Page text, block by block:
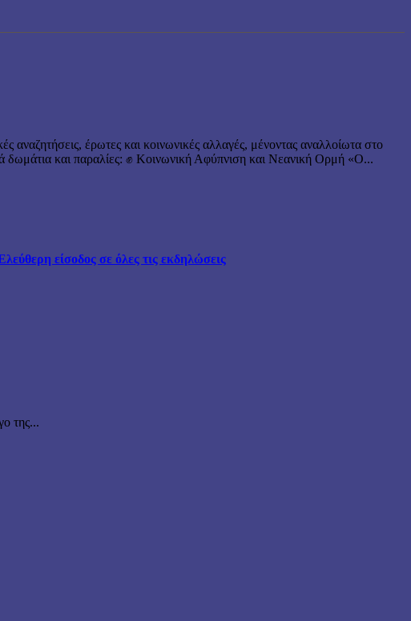
αναζητήσεις, έρωτες και κοινωνικές αλλαγές, μένοντας αναλλοίωτα στο
δωμάτια και παραλίες: ✊ Κοινωνική Αφύπνιση και Νεανική Ορμή «Ο...
είσοδος σε όλες τις εκδηλώσεις
της...